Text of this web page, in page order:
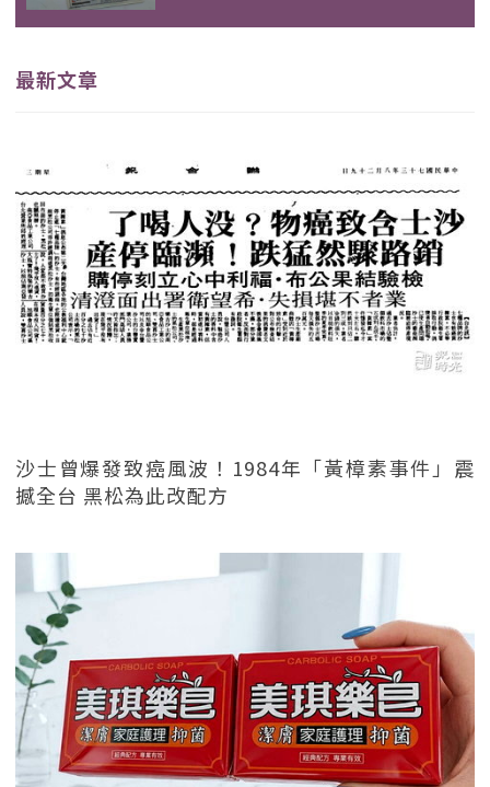
最新文章
沙士曾爆發致癌風波！1984年「黃樟素事件」震
撼全台 黑松為此改配方